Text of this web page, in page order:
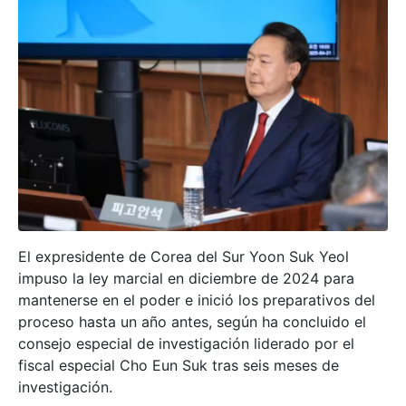
El expresidente de Corea del Sur Yoon Suk Yeol
impuso la ley marcial en diciembre de 2024 para
mantenerse en el poder e inició los preparativos del
proceso hasta un año antes, según ha concluido el
consejo especial de investigación liderado por el
fiscal especial Cho Eun Suk tras seis meses de
investigación.